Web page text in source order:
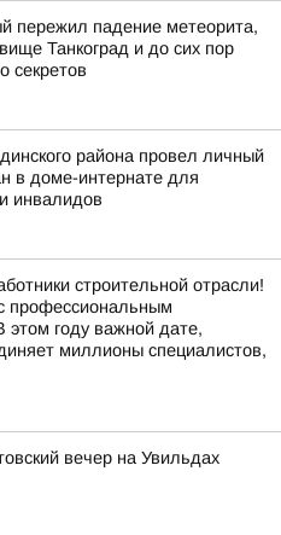
пережил падение метеорита,
Танкоград и до сих пор
секретов
района провел личный
в доме-интернате для
инвалидов
строительной отрасли!
профессиональным
этом году важной дате,
миллионы специалистов,
вечер на Увильдах